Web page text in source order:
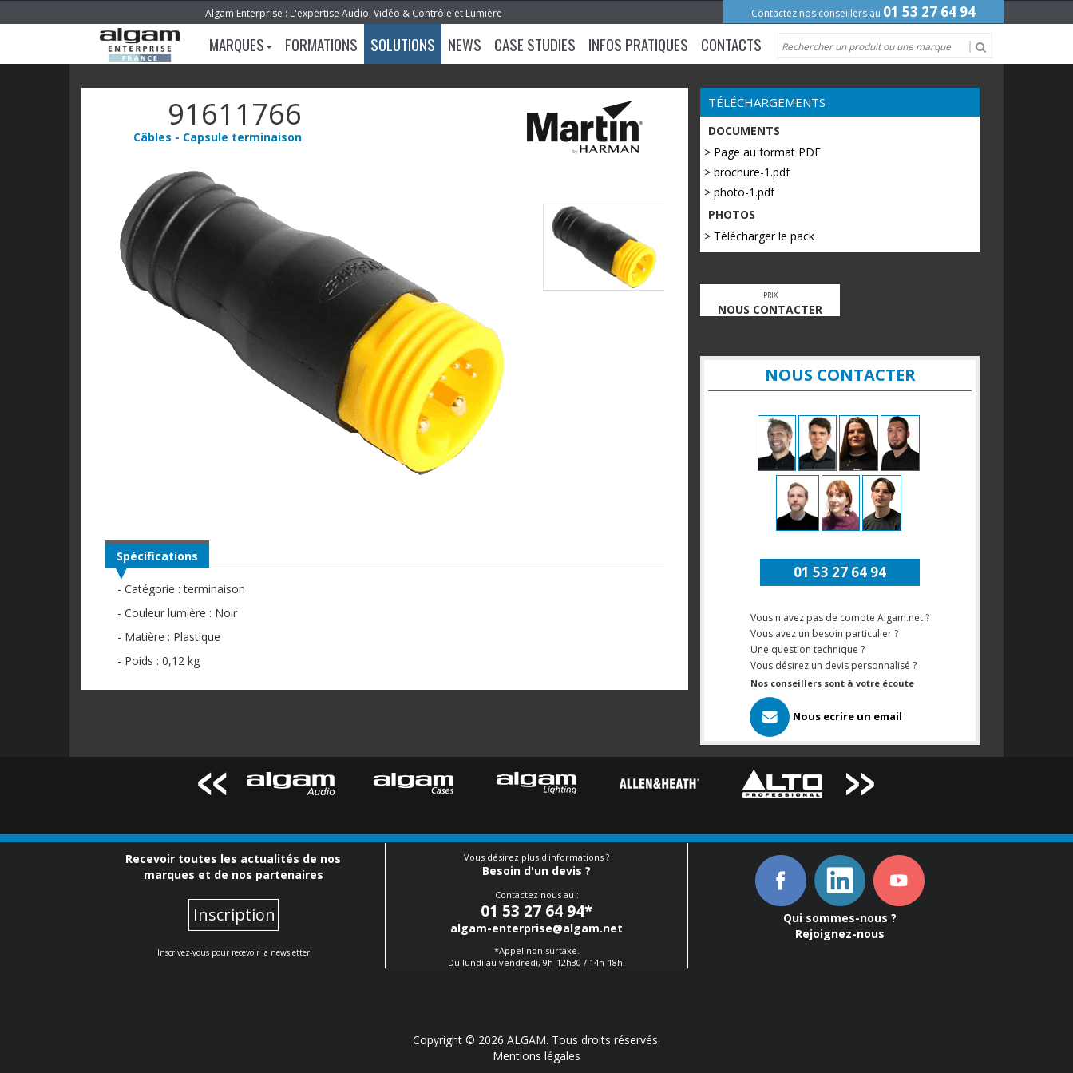
Algam Enterprise : L'expertise Audio, Vidéo & Contrôle et Lumière Contactez nos conseillers au 01 53 27 64 94
MARQUES FORMATIONS SOLUTIONS NEWS CASE STUDIES INFOS PRATIQUES CONTACTS
91611766
Câbles - Capsule terminaison
Spécifications
- Catégorie : terminaison
- Couleur lumière : Noir
- Matière : Plastique
- Poids : 0,12 kg
TÉLÉCHARGEMENTS
DOCUMENTS
> Page au format PDF
> brochure-1.pdf
> photo-1.pdf
PHOTOS
> Télécharger le pack
PRIX
NOUS CONTACTER
NOUS CONTACTER
01 53 27 64 94
Vous n'avez pas de compte Algam.net ?
Vous avez un besoin particulier ?
Une question technique ?
Vous désirez un devis personnalisé ?
Nos conseillers sont à votre écoute
Nous ecrire un email
Recevoir toutes les actualités de nos
marques et de nos partenaires
Inscription
Inscrivez-vous pour recevoir la newsletter
Vous désirez plus d'informations ?
Besoin d'un devis ?
Contactez nous au :
01 53 27 64 94*
algam-enterprise@algam.net
*Appel non surtaxé.
Du lundi au vendredi, 9h-12h30 / 14h-18h.
Qui sommes-nous ?
Rejoignez-nous
Copyright © 2026 ALGAM. Tous droits réservés.
Mentions légales